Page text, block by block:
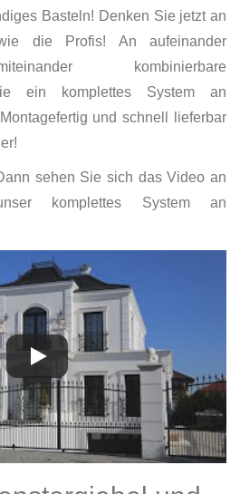
Basteln! Denken Sie jetzt an
die Profis! An aufeinander
kombinierbare
ein komplettes System an
und schnell lieferbar
sehen Sie sich das Video an
komplettes System an